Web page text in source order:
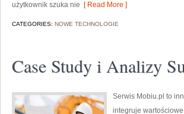
użytkownik szuka nie [ Read More ]
CATEGORIES: NOWE TECHNOLOGIE
Case Study i Analizy
Serwis Mobiu.pl to
integruje